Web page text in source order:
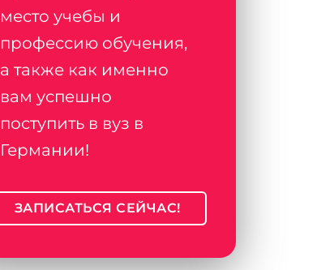
место учебы и
профессию обучения,
а также как именно
вам успешно
поступить в вуз в
Германии!
ЗАПИСАТЬСЯ СЕЙЧАС!